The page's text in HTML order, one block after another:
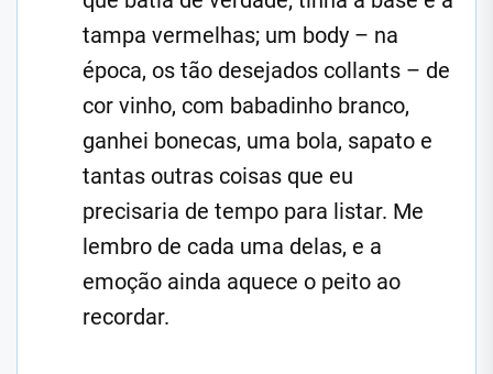
tampa vermelhas; um body – na
época, os tão desejados collants – de
cor vinho, com babadinho branco,
ganhei bonecas, uma bola, sapato e
tantas outras coisas que eu
precisaria de tempo para listar. Me
lembro de cada uma delas, e a
emoção ainda aquece o peito ao
recordar.